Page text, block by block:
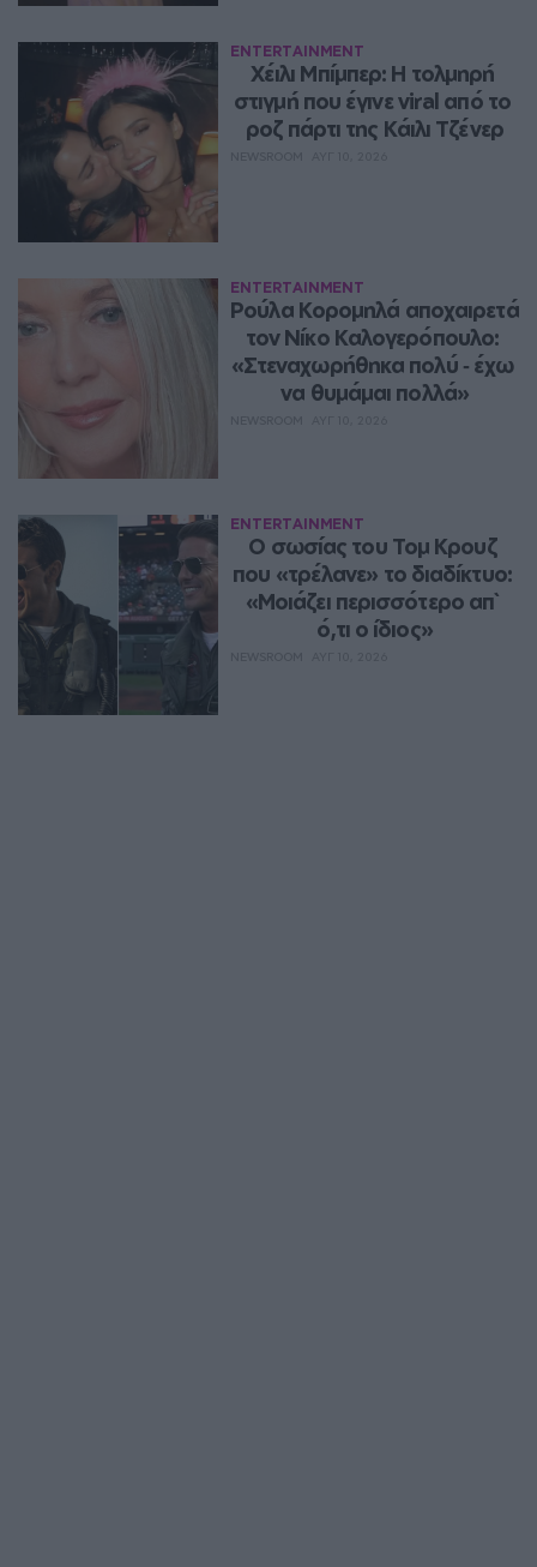
ENTERTAINMENT
Χέιλι Μπίμπερ: Η τολμηρή
στιγμή που έγινε viral από το
ροζ πάρτι της Κάιλι Τζένερ
ENTERTAINMENT
Ρούλα Κορομηλά αποχαιρετά
τον Νίκο Καλογερόπουλο:
«Στεναχωρήθηκα πολύ ‑ έχω
να θυμάμαι πολλά»
ENTERTAINMENT
Ο σωσίας του Τομ Κρουζ
που «τρέλανε» το διαδίκτυο:
«Μοιάζει περισσότερο απ`
ό,τι ο ίδιος»